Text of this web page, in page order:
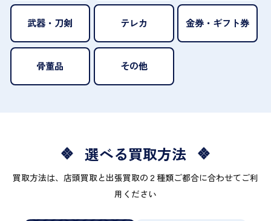
武器・刀剣 テレカ 金券・ギフト券
骨董品 その他
選べる買取方法
買取方法は、店頭買取と出張買取の２種類ご都合に合わせてご利
用ください